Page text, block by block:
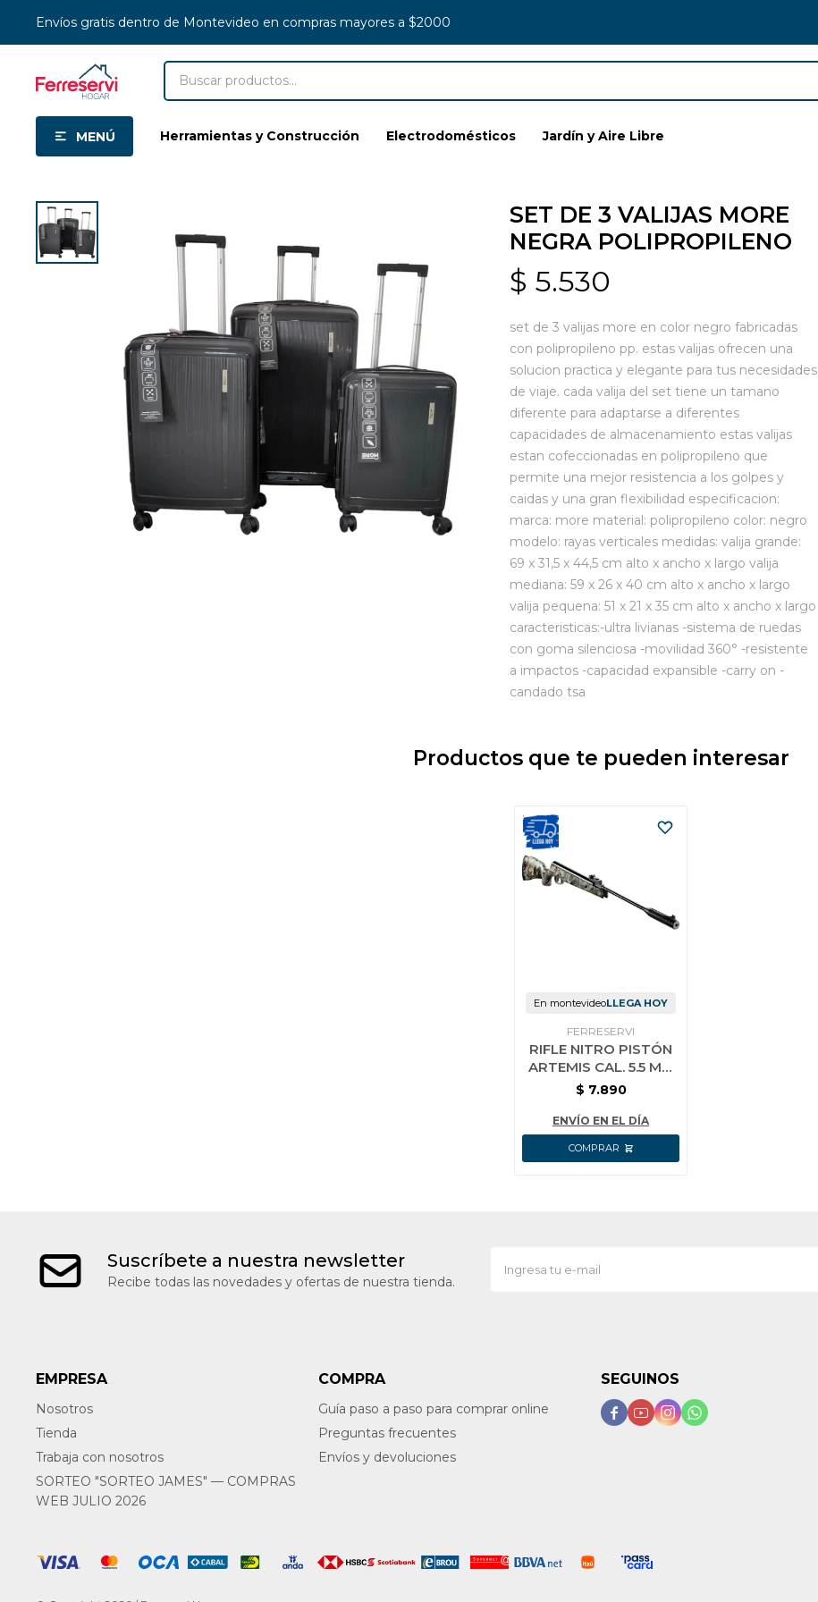
MENÚ Herramientas y Construcción Electrodomésticos Jardín y Aire Libre
Envíos gratis dentro de Montevideo en compras mayores a $2000
SET DE 3 VALIJAS MORE
NEGRA POLIPROPILENO
$ 5.530
set de 3 valijas more en color negro fabricadas
con polipropileno pp. estas valijas ofrecen una
solucion practica y elegante para tus necesidades
de viaje. cada valija del set tiene un tamano
diferente para adaptarse a diferentes
capacidades de almacenamiento estas valijas
estan cofeccionadas en polipropileno que
permite una mejor resistencia a los golpes y
caidas y una gran flexibilidad especificacion:
marca: more material: polipropileno color: negro
modelo: rayas verticales medidas: valija grande:
69 x 31,5 x 44,5 cm alto x ancho x largo valija
mediana: 59 x 26 x 40 cm alto x ancho x largo
valija pequena: 51 x 21 x 35 cm alto x ancho x largo
caracteristicas:-ultra livianas -sistema de ruedas
con goma silenciosa -movilidad 360° -resistente
a impactos -capacidad expansible -carry on -
candado tsa
Productos que te pueden interesar
En montevideoLLEGA HOY
FERRESERVI
RIFLE NITRO PISTÓN
ARTEMIS CAL. 5.5 MM
CAMUFLADA
$ 7.890
ENVÍO EN EL DÍA
Suscríbete a nuestra newsletter
Recibe todas las novedades y ofertas de nuestra tienda.
EMPRESA
Nosotros
Tienda
Trabaja con nosotros
SORTEO "SORTEO JAMES" — COMPRAS
WEB JULIO 2026
COMPRA
Guía paso a paso para comprar online
Preguntas frecuentes
Envíos y devoluciones
SEGUINOS
   